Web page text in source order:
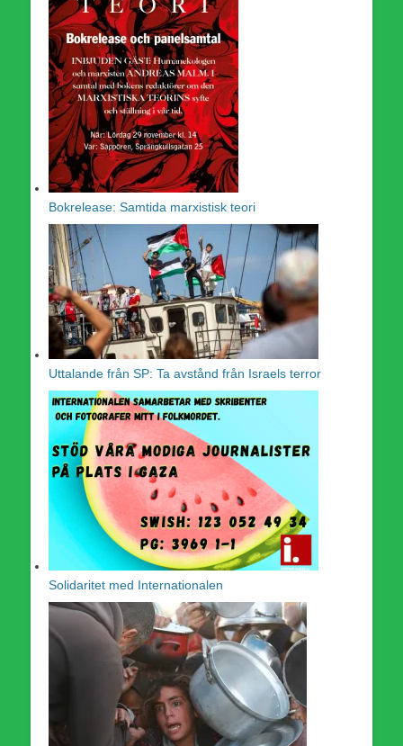
Bokrelease: Samtida marxistisk teori
Uttalande från SP: Ta avstånd från Israels terror
Solidaritet med Internationalen